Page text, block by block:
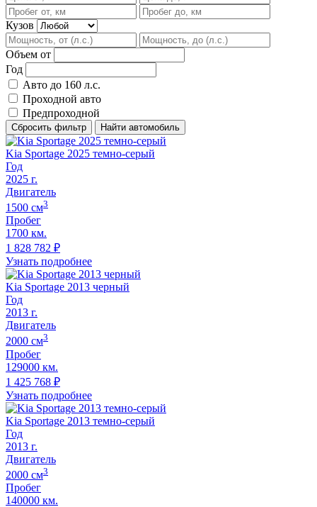
Кузов
Объем от
Год
Авто до 160 л.с.
Проходной авто
Предпроходной
Сбросить фильтр Найти автомобиль
Kia Sportage 2025 темно-серый
Год
2025 г.
Двигатель
1500 cм3
Пробег
1700 км.
1 828 782 ₽
Узнать подробнее
Kia Sportage 2013 черный
Год
2013 г.
Двигатель
2000 cм3
Пробег
129000 км.
1 425 768 ₽
Узнать подробнее
Kia Sportage 2013 темно-серый
Год
2013 г.
Двигатель
2000 cм3
Пробег
140000 км.